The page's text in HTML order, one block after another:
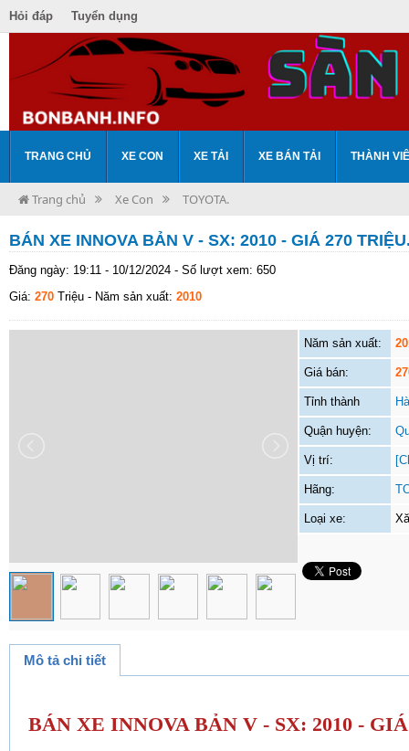
Hỏi đáp Tuyển dụng
TRANG CHỦ XE CON XE TẢI XE BÁN TẢI THÀNH
Trang chủ Xe Con TOYOTA.
BÁN XE INNOVA BẢN V - SX: 2010 - GIÁ 270
Đăng ngày: 19:11 - 10/12/2024 - Số lượt xem: 650
Giá: 270 Triệu - Năm sản xuất: 2010
Năm sản xuất:
Giá bán:
Tỉnh thành
Quận huyện:
Vị trí:
Hãng:
Loại xe:
Mô tả chi tiết
BÁN XE INNOVA BẢN V - SX: 2010 -